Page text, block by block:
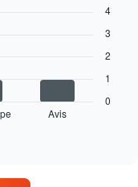
Avis
0
1
2
3
4